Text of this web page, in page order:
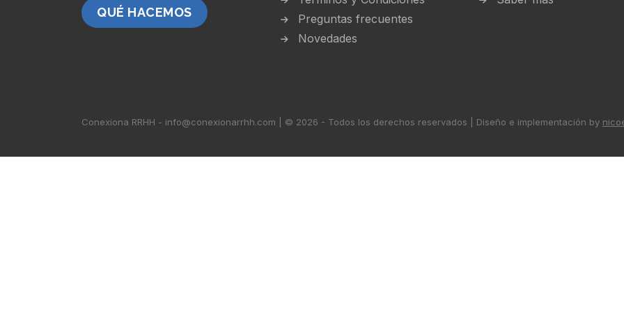
QUÉ HACEMOS
Preguntas frecuentes
Novedades
Conexiona RRHH - info@conexionarrhh.com | © 2026 - Todos los derechos reservados | Diseño e implementación by